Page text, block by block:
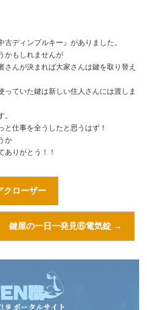
ディンプルキー』がありました。
かもしれませんが
んが決まれば大家さんは鍵を取り替え
っていた鍵は新しい住人さんには渡しま
仕事を全うしたと思うはず！
か
ありがとう！！
クローザー
鍵屋の一日一発見⑥電気錠 →